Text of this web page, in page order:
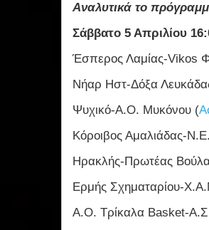
Αναλυτικά το
Σάββατο 5 Απριλίου
Έσπερος Λαμίας-Vikos
Νήαρ Ηστ-Δόξα
Ψυχικό-Α.Ο. Μυκόνου (
Κόροιβος Αμαλιάδας-
Ηρακλής-Πρωτέας
Ερμής Σχηματαρίου-
Α.Ο. Τρίκαλα Basket-